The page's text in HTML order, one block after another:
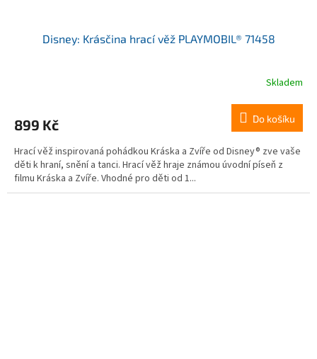
Disney: Krásčina hrací věž PLAYMOBIL® 71458
Skladem
899 Kč Do košíku
Hrací věž inspirovaná pohádkou Kráska a Zvíře od Disney® zve vaše
děti k hraní, snění a tanci. Hrací věž hraje známou úvodní píseň z
filmu Kráska a Zvíře. Vhodné pro děti od 1...